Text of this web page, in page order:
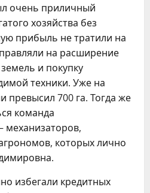
очень приличный
хозяйства без
прибыль не тратили на
на расширение
и покупку
техники. Уже на
превысил 700 га. Тогда же
команда
которых лично
избегали кредитных